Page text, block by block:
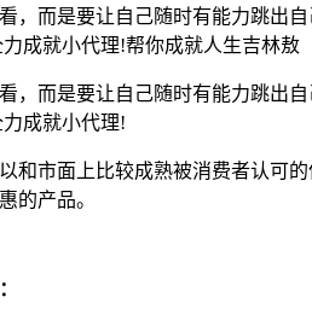
，而是要让自己随时有能力跳出
成就小代理!帮你成就人生吉林敖
，而是要让自己随时有能力跳出
成就小代理!
和市面上比较成熟被消费者认可
的产品。